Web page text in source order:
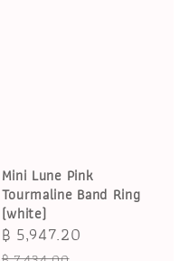
Mini Lune Pink
Tourmaline Band Ring
(white)
Sale
฿ 5,947.20